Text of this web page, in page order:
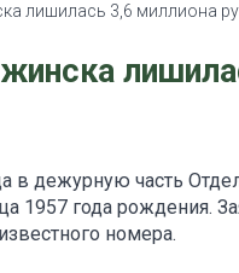
лишилась 3,6 миллиона
в дежурную часть
1957 года рождения.
номера.